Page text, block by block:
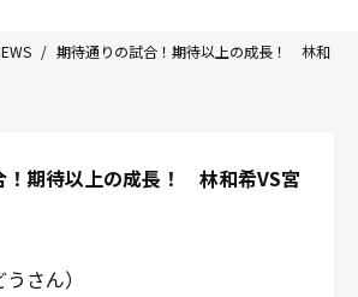
都八王子市南町3-8 第2原嶋ビル1F
14:00〜22:00 / 日・祝 14:00〜19:00
サポーター募集
/ 期待通りの試合！期待以上の成長！ 林和
！期待以上の成長！ 林和希VS宮
さん）